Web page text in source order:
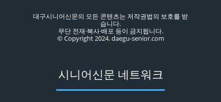
대구시니어신문의 모든 콘텐츠는 저작권법의 보호를 받
습니다.
무단 전재·복사·배포 등이 금지됩니다.
© Copyright 2024. daegu-senior.com
시니어신문 네트워크